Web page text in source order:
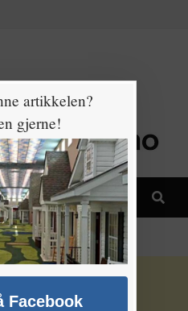
artikkelen?
gjerne!
Facebook